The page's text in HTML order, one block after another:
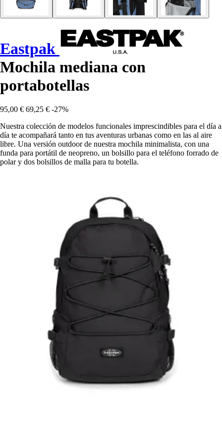
Eastpak
Mochila mediana con
portabotellas
95,00 € 69,25 € -27%
Nuestra colección de modelos funcionales imprescindibles para el día a
día te acompañará tanto en tus aventuras urbanas como en las al aire
libre. Una versión outdoor de nuestra mochila minimalista, con una
funda para portátil de neopreno, un bolsillo para el teléfono forrado de
polar y dos bolsillos de malla para tu botella.